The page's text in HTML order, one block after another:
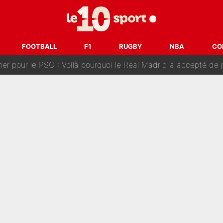
FOOTBALL F1 RUGBY NBA
transfert à l'OM, Quinten Timber raconte ses doutes
le transfert de Max Verstappen qui pourrait «faire des
le PSG : Voilà pourquoi le Real Madrid a accepté de payer la somme